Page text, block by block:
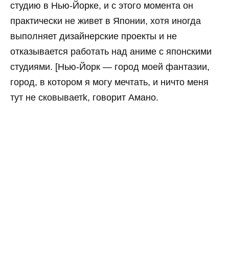
студию в Нью-Йорке, и с этого момента он
практически не живет в Японии, хотя иногда
выполняет дизайнерские проекты и не
отказывается работать над аниме с японскими
студиями. [Нью-Йорк — город моей фантазии,
город, в котором я могу мечтать, и ничто меня
тут не сковываетk, говорит Амано.